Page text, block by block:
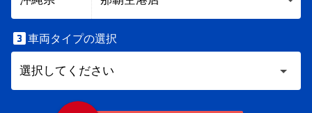
車両タイプの選択